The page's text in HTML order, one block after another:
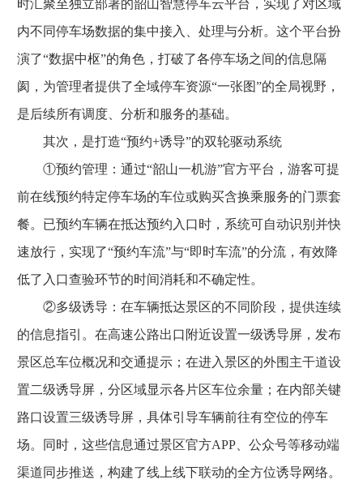
时汇聚至独立部署的韶山智慧停车云平台，实现了对区域
内不同停车场数据的集中接入、处理与分析。这个平台扮
演了“数据中枢”的角色，打破了各停车场之间的信息隔
阂，为管理者提供了全域停车资源“一张图”的全局视野，
是后续所有调度、分析和服务的基础。
其次，是打造“预约+诱导”的双轮驱动系统
①预约管理：通过“韶山一机游”官方平台，游客可提
前在线预约特定停车场的车位或购买含换乘服务的门票套
餐。已预约车辆在抵达预约入口时，系统可自动识别并快
速放行，实现了“预约车流”与“即时车流”的分流，有效降
低了入口查验环节的时间消耗和不确定性。
②多级诱导：在车辆抵达景区的不同阶段，提供连续
的信息指引。在高速公路出口附近设置一级诱导屏，发布
景区总车位概况和交通提示；在进入景区的外围主干道设
置二级诱导屏，分区域显示各片区车位余量；在内部关键
路口设置三级诱导屏，具体引导车辆前往有空位的停车
场。同时，这些信息通过景区官方APP、公众号等移动端
渠道同步推送，构建了线上线下联动的全方位诱导网络。